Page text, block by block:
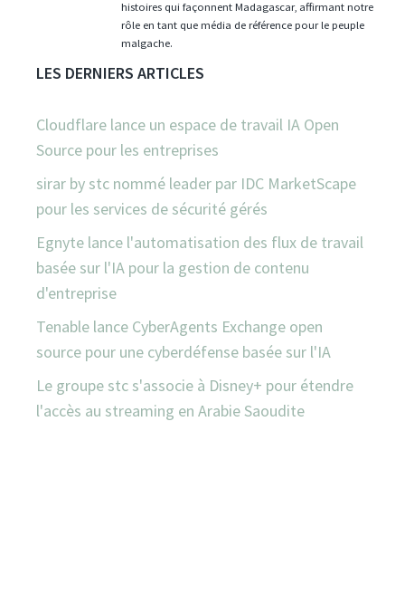
histoires qui façonnent Madagascar, affirmant notre
rôle en tant que média de référence pour le peuple
malgache.
LES DERNIERS ARTICLES
Cloudflare lance un espace de travail IA Open
Source pour les entreprises
sirar by stc nommé leader par IDC MarketScape
pour les services de sécurité gérés
Egnyte lance l'automatisation des flux de travail
basée sur l'IA pour la gestion de contenu
d'entreprise
Tenable lance CyberAgents Exchange open
source pour une cyberdéfense basée sur l'IA
Le groupe stc s'associe à Disney+ pour étendre
l'accès au streaming en Arabie Saoudite